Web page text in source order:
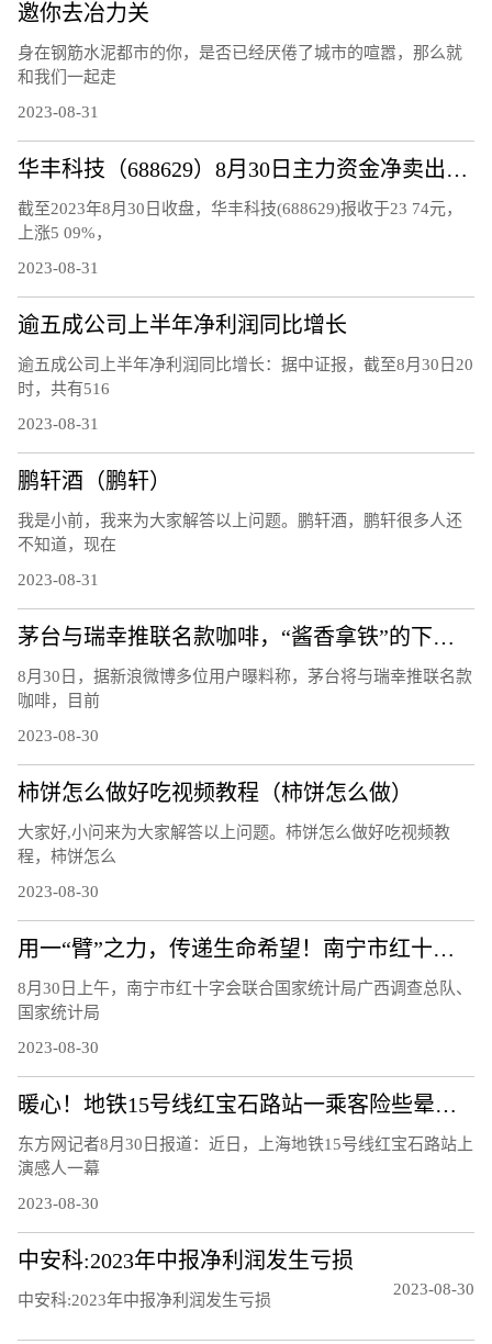
邀你去冶力关
身在钢筋水泥都市的你，是否已经厌倦了城市的喧嚣，那么就
和我们一起走
2023-08-31
华丰科技（688629）8月30日主力资金净卖出1267.19万元
截至2023年8月30日收盘，华丰科技(688629)报收于23 74元，
上涨5 09%，
2023-08-31
逾五成公司上半年净利润同比增长
逾五成公司上半年净利润同比增长：据中证报，截至8月30日20
时，共有516
2023-08-31
鹏轩酒（鹏轩）
我是小前，我来为大家解答以上问题。鹏轩酒，鹏轩很多人还
不知道，现在
2023-08-31
茅台与瑞幸推联名款咖啡，“酱香拿铁”的下一步是茅台辣椒酱？
8月30日，据新浪微博多位用户曝料称，茅台将与瑞幸推联名款
咖啡，目前
2023-08-30
柿饼怎么做好吃视频教程（柿饼怎么做）
大家好,小问来为大家解答以上问题。柿饼怎么做好吃视频教
程，柿饼怎么
2023-08-30
用一“臂”之力，传递生命希望！南宁市红十字会组织开展2023年无偿献血活动
8月30日上午，南宁市红十字会联合国家统计局广西调查总队、
国家统计局
2023-08-30
暖心！地铁15号线红宝石路站一乘客险些晕厥，幸得工作人员相助
东方网记者8月30日报道：近日，上海地铁15号线红宝石路站上
演感人一幕
2023-08-30
中安科:2023年中报净利润发生亏损
中安科:2023年中报净利润发生亏损
2023-08-30